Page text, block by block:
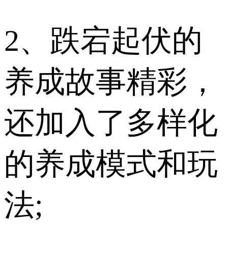
2、跌宕起伏的
养成故事精彩，
还加入了多样化
的养成模式和玩
法;